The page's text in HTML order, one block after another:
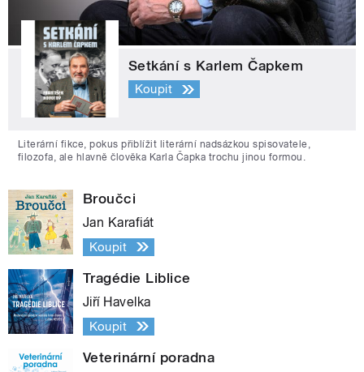
Setkání s Karlem Čapkem
Koupit
Literární fikce, pokus přiblížit literární nadsázkou spisovatele,
filozofa, ale hlavně člověka Karla Čapka trochu jinou formou.
Broučci
Jan Karafiát
Koupit
Tragédie Liblice
Jiří Havelka
Koupit
Veterinární poradna